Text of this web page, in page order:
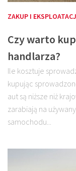
ZAKUP I
Czy warto
handlarza?
Ile kosztuje
kupując
aut są niższe niż
zarabiają na
samochodu...